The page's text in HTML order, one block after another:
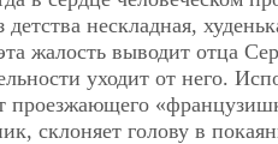
детства нескладная,
жалость выводит отца
уходит от него.
проезжающего
склоняет голову в